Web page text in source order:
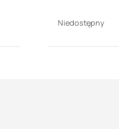
Niedostępny